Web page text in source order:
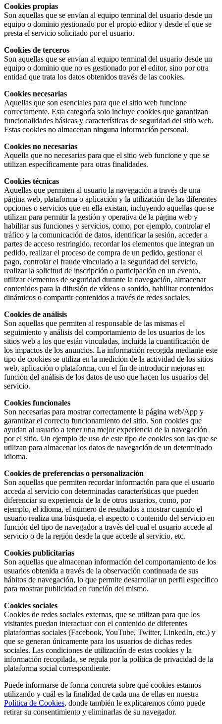
Cookies propias
Son aquellas que se envían al equipo terminal del usuario desde un
equipo o dominio gestionado por el propio editor y desde el que se
presta el servicio solicitado por el usuario.
Cookies de terceros
Son aquellas que se envían al equipo terminal del usuario desde un
equipo o dominio que no es gestionado por el editor, sino por otra
entidad que trata los datos obtenidos través de las cookies.
Cookies necesarias
Aquellas que son esenciales para que el sitio web funcione
correctamente. Esta categoría solo incluye cookies que garantizan
funcionalidades básicas y características de seguridad del sitio web.
Estas cookies no almacenan ninguna información personal.
Cookies no necesarias
Aquella que no necesarias para que el sitio web funcione y que se
utilizan específicamente para otras finalidades.
Cookies técnicas
Aquellas que permiten al usuario la navegación a través de una
página web, plataforma o aplicación y la utilización de las diferentes
opciones o servicios que en ella existan, incluyendo aquellas que se
utilizan para permitir la gestión y operativa de la página web y
habilitar sus funciones y servicios, como, por ejemplo, controlar el
tráfico y la comunicación de datos, identificar la sesión, acceder a
partes de acceso restringido, recordar los elementos que integran un
pedido, realizar el proceso de compra de un pedido, gestionar el
pago, controlar el fraude vinculado a la seguridad del servicio,
realizar la solicitud de inscripción o participación en un evento,
utilizar elementos de seguridad durante la navegación, almacenar
contenidos para la difusión de vídeos o sonido, habilitar contenidos
dinámicos o compartir contenidos a través de redes sociales.
Cookies de análisis
Son aquellas que permiten al responsable de las mismas el
seguimiento y análisis del comportamiento de los usuarios de los
sitios web a los que están vinculadas, incluida la cuantificación de
los impactos de los anuncios. La información recogida mediante este
tipo de cookies se utiliza en la medición de la actividad de los sitios
web, aplicación o plataforma, con el fin de introducir mejoras en
función del análisis de los datos de uso que hacen los usuarios del
servicio.
Cookies funcionales
Son necesarias para mostrar correctamente la página web/App y
garantizar el correcto funcionamiento del sitio. Son cookies que
ayudan al usuario a tener una mejor experiencia de la navegación
por el sitio. Un ejemplo de uso de este tipo de cookies son las que se
utilizan para almacenar los datos de navegación de un determinado
idioma.
Cookies de preferencias o personalización
Son aquellas que permiten recordar información para que el usuario
acceda al servicio con determinadas características que pueden
diferenciar su experiencia de la de otros usuarios, como, por
ejemplo, el idioma, el número de resultados a mostrar cuando el
usuario realiza una búsqueda, el aspecto o contenido del servicio en
función del tipo de navegador a través del cual el usuario accede al
servicio o de la región desde la que accede al servicio, etc.
Cookies publicitarias
Son aquellas que almacenan información del comportamiento de los
usuarios obtenida a través de la observación continuada de sus
hábitos de navegación, lo que permite desarrollar un perfil específico
para mostrar publicidad en función del mismo.
Cookies sociales
Cookies de redes sociales externas, que se utilizan para que los
visitantes puedan interactuar con el contenido de diferentes
plataformas sociales (Facebook, YouTube, Twitter, LinkedIn, etc.) y
que se generan únicamente para los usuarios de dichas redes
sociales. Las condiciones de utilización de estas cookies y la
información recopilada, se regula por la política de privacidad de la
plataforma social correspondiente.
Puede informarse de forma concreta sobre qué cookies estamos
utilizando y cuál es la finalidad de cada una de ellas en nuestra
Política de Cookies, donde también le explicaremos cómo puede
retirar su consentimiento y eliminarlas de su navegador.